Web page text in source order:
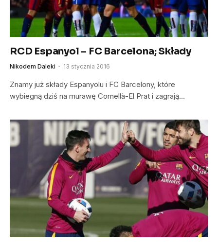
RCD Espanyol – FC Barcelona; Składy
Nikodem Daleki 13 stycznia 2016
Znamy już składy Espanyolu i FC Barcelony, które
wybiegną dziś na murawę Cornellà-El Prat i zagrają…